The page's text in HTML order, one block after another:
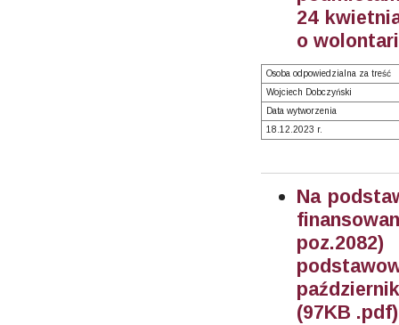
24
o
Osoba odpowiedzialna za treść
Wojciech Dobczyński
Data wytworzenia
18.12.2023 r.
Na
(97KB .pdf)